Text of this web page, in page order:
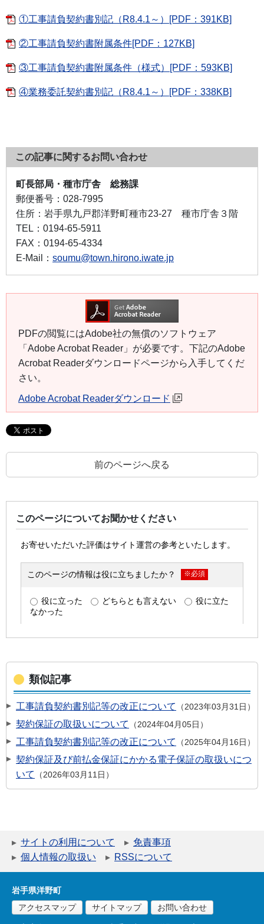
①工事請負契約書別記（R8.4.1～）[PDF：391KB]
②工事請負契約書附属条件[PDF：127KB]
③工事請負契約書附属条件（様式）[PDF：593KB]
④業務委託契約書別記（R8.4.1～）[PDF：338KB]
この記事に関するお問い合わせ
町長部局・種市庁舎 総務課
郵便番号： 028-7995
住所： 岩手県九戸郡洋野町種市23-27 種市庁舎３階
TEL： 0194-65-5911
FAX： 0194-65-4334
E-Mail： soumu@town.hirono.iwate.jp
PDFの閲覧にはAdobe社の無償のソフトウェア
「Adobe Acrobat Reader」が必要です。下記のAdobe
Acrobat Readerダウンロードページから入手してくだ
さい。
Adobe Acrobat Readerダウンロード
前のページへ戻る
このページについてお聞かせください
類似記事
工事請負契約書別記等の改正について 2023年03月31日
契約保証の取扱いについて 2024年04月05日
工事請負契約書別記等の改正について 2025年04月16日
契約保証及び前払金保証にかかる電子保証の取扱いにつ
いて
2026年03月11日
サイトの利用について
免責事項
個人情報の取扱い
RSSについて
岩手県洋野町
アクセスマップ
サイトマップ お問い合わせ